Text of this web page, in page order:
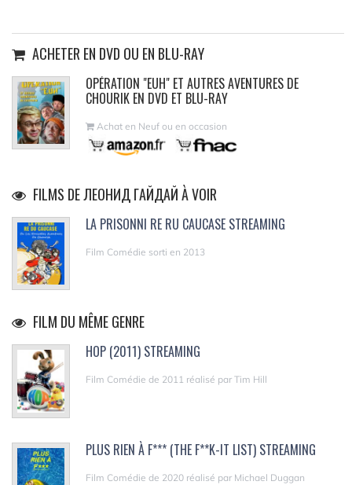
ACHETER EN DVD OU EN BLU-RAY
OPÉRATION "EUH" ET AUTRES AVENTURES DE
CHOURIK EN DVD ET BLU-RAY
Achat en Neuf ou en occasion
FILMS DE ЛЕОНИД ГАЙДАЙ À VOIR
LA PRISONNI RE RU CAUCASE STREAMING
Film Comédie sorti en 2013
FILM DU MÊME GENRE
HOP (2011) STREAMING
Film Comédie de 2011 réalisé par Tim Hill
PLUS RIEN À F*** (THE F**K-IT LIST) STREAMING
Film Comédie de 2020 réalisé par Michael Duggan